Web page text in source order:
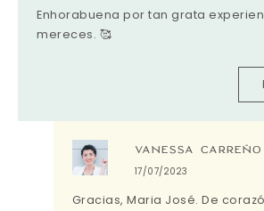
Enhorabuena por tan grata
mereces. 🥰
VANESSA
17/07/2023
Gracias, Maria José. De